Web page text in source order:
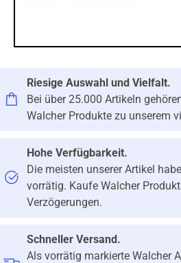
Riesige Auswahl und Vielfalt.
Bei über 25.000 Artikeln
Walcher Produkte zu unserem
Hohe Verfügbarkeit.
Die meisten unserer Artikel
vorrätig. Kaufe Walcher
Verzögerungen.
Schneller Versand.
Als vorrätig markierte Walcher